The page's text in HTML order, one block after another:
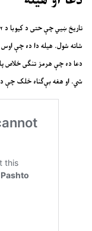
شاته شول. هیله دا ده چې
دعا ده چې هرمز تنګی خلاص
شي. او هغه بې‌ګناه خلک چې د